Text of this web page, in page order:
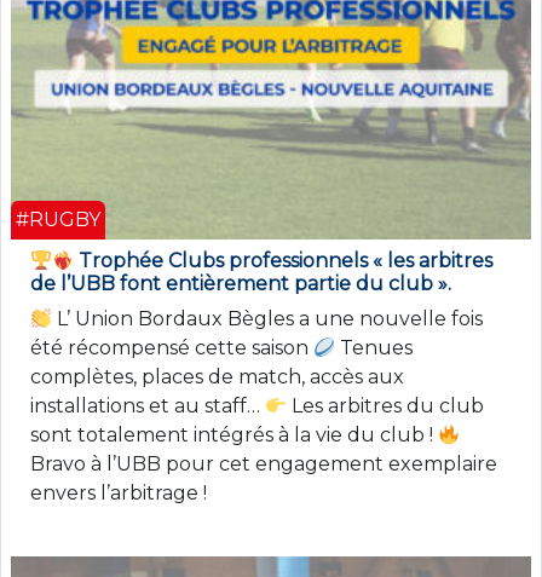
#RUGBY
Trophée Clubs professionnels « les arbitres
de l’UBB font entièrement partie du club ».
L’ Union Bordaux Bègles a une nouvelle fois
été récompensé cette saison
Tenues
complètes, places de match, accès aux
installations et au staff…
Les arbitres du club
sont totalement intégrés à la vie du club !
Bravo à l’UBB pour cet engagement exemplaire
envers l’arbitrage !